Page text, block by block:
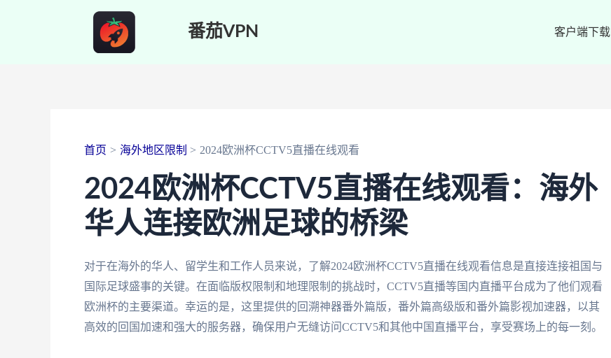
番茄VPN 客户端下载
首页 海外地区限制 2024欧洲杯CCTV5直播在线观看
2024欧洲杯CCTV5直播在线观看：海外
华人连接欧洲足球的桥梁
对于在海外的华人、留学生和工作人员来说，了解2024欧洲杯CCTV5直播在线观看信息是直接连接祖国与
国际足球盛事的关键。在面临版权限制和地理限制的挑战时，CCTV5直播等国内直播平台成为了他们观看
欧洲杯的主要渠道。幸运的是，这里提供的回溯神器番外篇版，番外篇高级版和番外篇影视加速器，以其
高效的回国加速和强大的服务器，确保用户无缝访问CCTV5和其他中国直播平台，享受赛场上的每一刻。